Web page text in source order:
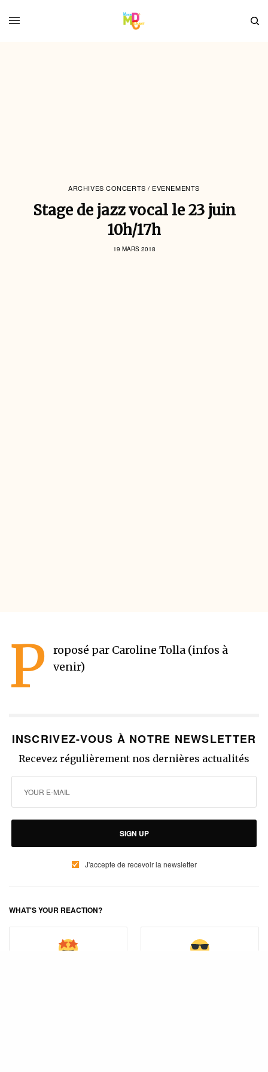
ARCHIVES CONCERTS / EVENEMENTS
Stage de jazz vocal le 23 juin
10h/17h
19 MARS 2018
P
roposé par Caroline Tolla (infos à
venir)
INSCRIVEZ-VOUS À NOTRE NEWSLETTER
Recevez régulièrement nos dernières actualités
SIGN UP
J'accepte de recevoir la newsletter
WHAT'S YOUR REACTION?